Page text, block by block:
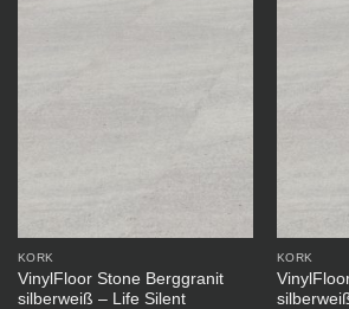
KORK
VinylFloor Stone Berggranit
silberweiß – Life Silent
KORK